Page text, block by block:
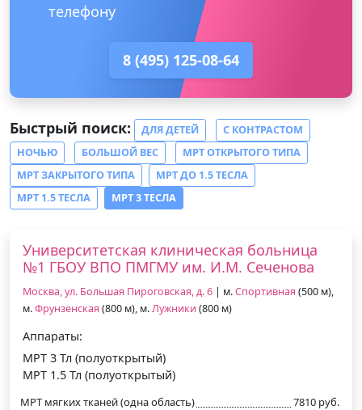
телефону
8 (495) 125-08-64
Быстрый поиск: ДЛЯ ДЕТЕЙ
С КОНТРАСТОМ
НОЧЬЮ
БОЛЬШОЙ ВЕС
МРТ ОТКРЫТОГО ТИПА
МРТ ЗАКРЫТОГО ТИПА
МРТ ДО 1.5 ТЕСЛА
МРТ 1.5 ТЕСЛА
МРТ 3 ТЕСЛА
Университетская клиническая больница
№1 ГБОУ ВПО ПМГМУ им. И.М. Сеченова
Москва, ул. Большая Пироговская, д. 6 | м.Спортивная (500 м),
м.Фрунзенская (800 м), м.Лужники (800 м)
Аппараты:
МРТ 3 Тл (полуоткрытый)
МРТ 1.5 Тл (полуоткрытый)
МРТ мягких тканей (одна область) 7810 руб.